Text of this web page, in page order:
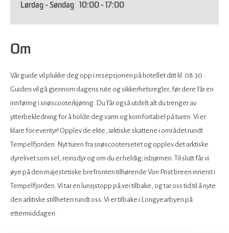
Lørdag - Søndag 10:00 - 17:00
Om
Vår guide vil plukke deg opp i resepsjonen på hotellet ditt kl. 08:30.
Guiden vil gå gjennom dagens rute og sikkerhetsregler, før dere får en
innføring i snøscooterkjøring. Du får også utdelt alt du trenger av
ytterbekledning for å holde deg varm og komfortabel på turen. Vi er
klare for eventyr! Opplev de ekte, arktiske skattene i området rundt
Tempelfjorden. Nyt turen fra snøscootersetet og opplev det arktiske
dyrelivet som sel, reinsdyr og om du er heldig; isbjørnen. Til slutt får vi
øye på den majestetiske brefronten tilhørende Von Post breen innerst i
Tempelfjorden. Vi tar en lunsjstopp på vei tilbake, og tar oss tid til å nyte
den arktiske stillheten rundt oss. Vi er tilbake i Longyearbyen på
ettermiddagen.